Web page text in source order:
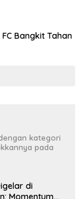
Bangkit Tahan
kategori
pada
di
Momentum